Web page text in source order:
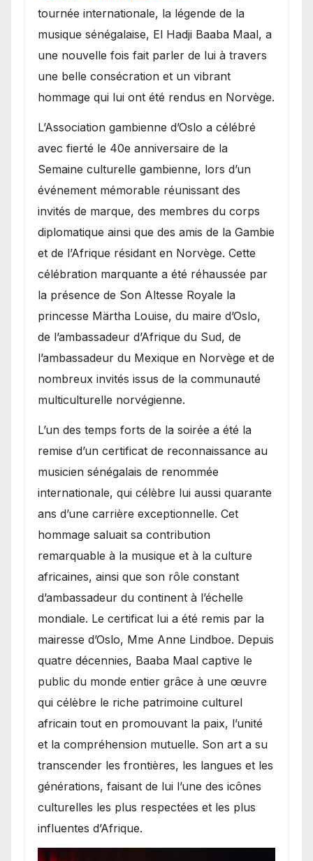
présence de la famille
royale.
tournée internationale, la légende de la
musique sénégalaise, El Hadji Baaba Maal, a
une nouvelle fois fait parler de lui à travers
une belle consécration et un vibrant
hommage qui lui ont été rendus en Norvège.
​L’Association gambienne d’Oslo a célébré
avec fierté le 40e anniversaire de la
Semaine culturelle gambienne, lors d’un
événement mémorable réunissant des
invités de marque, des membres du corps
diplomatique ainsi que des amis de la Gambie
et de l’Afrique résidant en Norvège. Cette
célébration marquante a été réhaussée par
la présence de Son Altesse Royale la
princesse Märtha Louise, du maire d’Oslo,
de l’ambassadeur d’Afrique du Sud, de
l’ambassadeur du Mexique en Norvège et de
nombreux invités issus de la communauté
multiculturelle norvégienne.
​L’un des temps forts de la soirée a été la
remise d’un certificat de reconnaissance au
musicien sénégalais de renommée
internationale, qui célèbre lui aussi quarante
ans d’une carrière exceptionnelle. Cet
hommage saluait sa contribution
remarquable à la musique et à la culture
africaines, ainsi que son rôle constant
d’ambassadeur du continent à l’échelle
mondiale. Le certificat lui a été remis par la
mairesse d’Oslo, Mme Anne Lindboe. Depuis
quatre décennies, Baaba Maal captive le
public du monde entier grâce à une œuvre
qui célèbre le riche patrimoine culturel
africain tout en promouvant la paix, l’unité
et la compréhension mutuelle. Son art a su
transcender les frontières, les langues et les
générations, faisant de lui l’une des icônes
culturelles les plus respectées et les plus
influentes d’Afrique.